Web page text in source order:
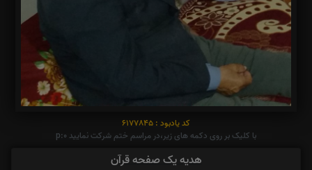
کد یادبود : 6177845
با کلیک بر روی دکمه های زیر،در مراسم ختم شرکت نمایید p:0
هدیه یک صفحه قرآن